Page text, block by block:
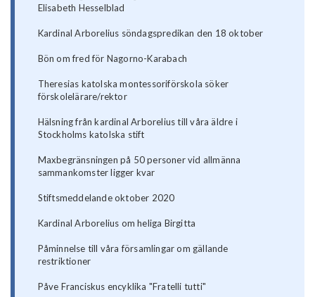
Elisabeth Hesselblad
Kardinal Arborelius söndagspredikan den 18 oktober
Bön om fred för Nagorno-Karabach
Theresias katolska montessoriförskola söker
förskolelärare/rektor
Hälsning från kardinal Arborelius till våra äldre i
Stockholms katolska stift
Maxbegränsningen på 50 personer vid allmänna
sammankomster ligger kvar
Stiftsmeddelande oktober 2020
Kardinal Arborelius om heliga Birgitta
Påminnelse till våra församlingar om gällande
restriktioner
Påve Franciskus encyklika "Fratelli tutti"